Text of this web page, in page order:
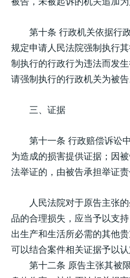
第十条 行政机关依据行政
规定申请人民法院强制执行
制执行的行政行为违法而发
请强制执行的行政机关为被告
三、证据
第十一条 行政赔偿诉讼中
为造成的损害提供证据；因
法举证的，由被告承担举证责
人民法院对于原告主张的
品的合理损失，应当予以支
出生产和生活所必需的其他
可以结合案件相关证据予以认
第十二条 原告主张其被限